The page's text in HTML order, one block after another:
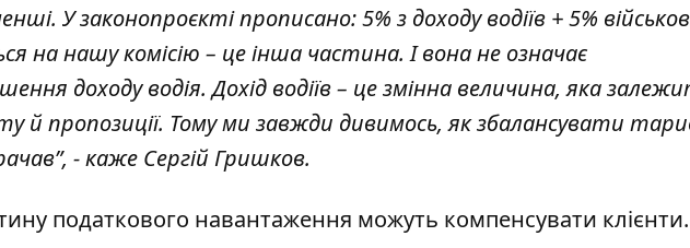
У законопроєкті прописано: 5% з доходу водіїв + 5%
на нашу комісію – це інша частина. І вона не означає
доходу водія. Дохід водіїв – це змінна величина, яка
й пропозиції. Тому ми завжди дивимось, як збалансувати
- каже Сергій Гришков.
податкового навантаження можуть компенсувати клієнти.